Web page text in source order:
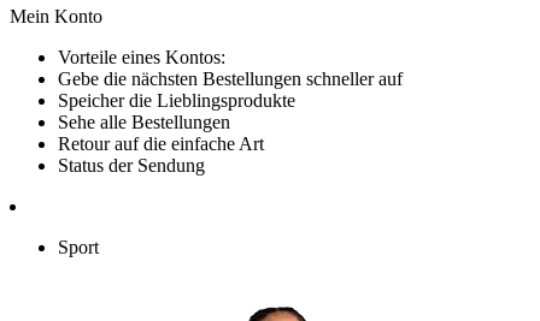
Mein Konto
Vorteile eines Kontos:
Gebe die nächsten Bestellungen schneller auf
Speicher die Lieblingsprodukte
Sehe alle Bestellungen
Retour auf die einfache Art
Status der Sendung
Sport